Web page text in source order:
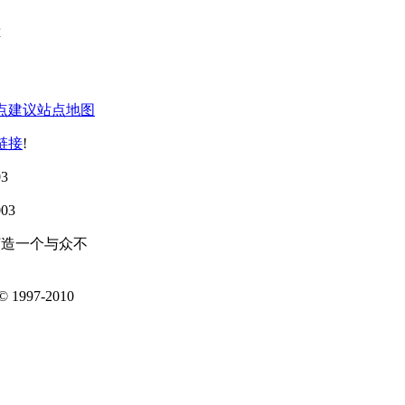
建议站点地图
接!
一个与众不
1997-2010